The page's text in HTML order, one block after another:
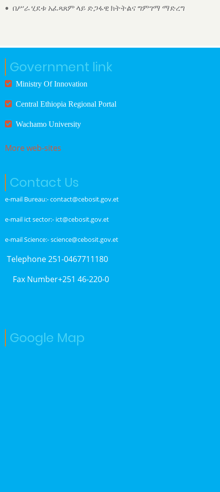
• በሥራ ሂደቱ አፈጻጸም ላይ ድጋፋዊ ክትትልናግምገማ ማድረግ
Government link
Ministry Of Innovation
Central Ethiopia Regional Portal
Wachamo University
More web-sites
Contact Us
e-mail Bureau:- contact@cebosit.gov.et
e-mail ict sector:- ict@cebosit.gov.et
e-mail Science:- science@cebosit.gov.et
Telephone 251-0467711180
Fax Number+251 46-220-0
Google Map